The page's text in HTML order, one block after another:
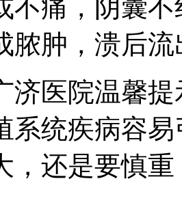
不痛，阴囊
脓肿，溃后
医院温馨提
系统疾病容
，还是要慎